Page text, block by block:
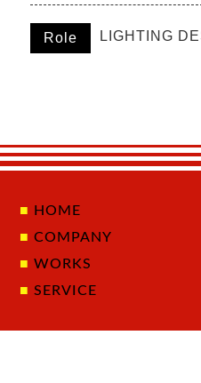
Role LIGHTING
HOME
COMPANY
WORKS
SERVICE